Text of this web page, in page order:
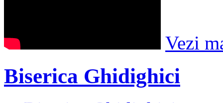
Vezi
Biserica Ghidighici